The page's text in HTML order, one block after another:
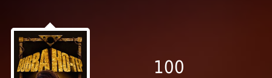
100